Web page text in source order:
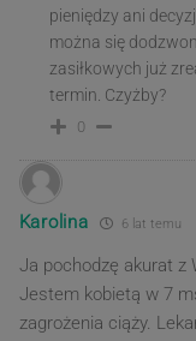
pieniędzy ani
można się
zasiłkowych już
termin. Czyżby?
0
Karolina 6 lat temu
Ja pochodzę akurat z
Jestem kobietą w 7
zagrożenia ciąży.